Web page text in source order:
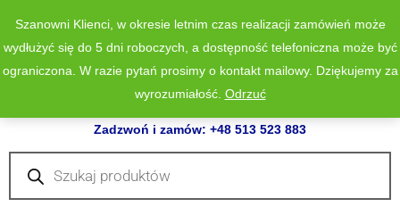
Zadzwoń i zamów: +48 513 523 883
Wyszukiwarka
produktów
Szanowni Klienci, w okresie letnim czas realizacji zamówień może
wydłużyć się do 5 dni roboczych, a dostępność telefoniczna może być
ograniczona. W razie pytań prosimy o kontakt mailowy. Dziękujemy za
wyrozumiałość. Odrzuć